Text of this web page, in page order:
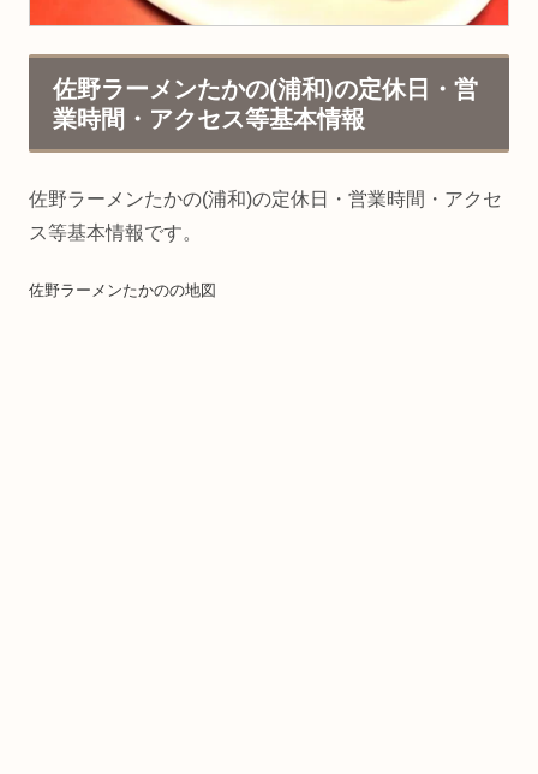
佐野ラーメンたかの(浦和)の定休日・営
業時間・アクセス等基本情報
佐野ラーメンたかの(浦和)の定休日・営業時間・アクセ
ス等基本情報です。
佐野ラーメンたかのの地図